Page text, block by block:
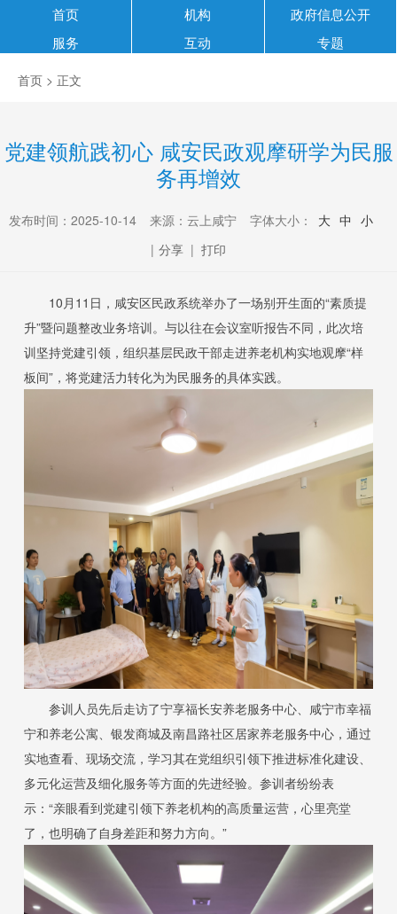
首页 机构
政府信息公开
服务
互动 专题
首页 > 正文
党建领航践初心 咸安民政观摩研学为民服
务再增效
发布时间：2025-10-14 来源：云上咸宁 字体大小： 大 中 小
| 分享 | 打印
10月11日，咸安区民政系统举办了一场别开生面的“素质提
升”暨问题整改业务培训。与以往在会议室听报告不同，此次培
训坚持党建引领，组织基层民政干部走进养老机构实地观摩“样
板间”，将党建活力转化为为民服务的具体实践。
参训人员先后走访了宁享福长安养老服务中心、咸宁市幸福
宁和养老公寓、银发商城及南昌路社区居家养老服务中心，通过
实地查看、现场交流，学习其在党组织引领下推进标准化建设、
多元化运营及细化服务等方面的先进经验。参训者纷纷表
示：“亲眼看到党建引领下养老机构的高质量运营，心里亮堂
了，也明确了自身差距和努力方向。”